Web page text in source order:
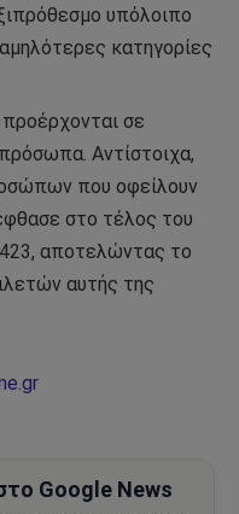
υπόλοιπο
κατηγορίες
σε
Αντίστοιχα,
που οφείλουν
στο τέλος του
αποτελώντας το
αυτής της
Google News